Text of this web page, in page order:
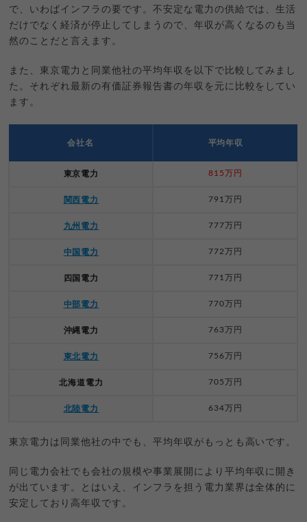
で、いわばインフラの要です。不安定な電力の供給では、生活
だけでなく経済が停止してしまうので、年収が高くなるのも当
然のことだと言えます。
また、東京電力と同業他社の平均年収を以下で比較してみまし
た。それぞれ最新の有価証券報告書の年収を元に比較をしてい
ます。
会社名 平均年収
東京電力 815万円
関西電力 791万円
九州電力 777万円
中国電力 772万円
四国電力 771万円
中部電力 770万円
沖縄電力 763万円
東北電力 756万円
北海道電力 705万円
北陸電力 634万円
東京電力は同業他社の中でも、平均年収がもっとも高いです。
同じ電力会社でも会社の規模や事業展開により平均年収に開き
が出ています。とはいえ、インフラを担う電力業界は全体的に
安定しており高年収です。